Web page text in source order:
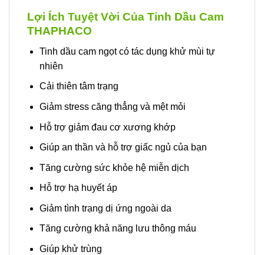
Lợi Ích Tuyệt Vời Của Tinh Dầu Cam
THAPHACO
Tinh dầu cam ngọt có tác dụng khử mùi tự
nhiên
Cải thiên tâm trạng
Giảm stress căng thẳng và mệt mỏi
Hỗ trợ giảm đau cơ xương khớp
Giúp an thần và hỗ trợ giấc ngủ của bạn
Tăng cường sức khỏe hệ miễn dịch
Hỗ trợ hạ huyết áp
Giảm tình trạng dị ứng ngoài da
Tăng cường khả năng lưu thông máu
Giúp khử trùng